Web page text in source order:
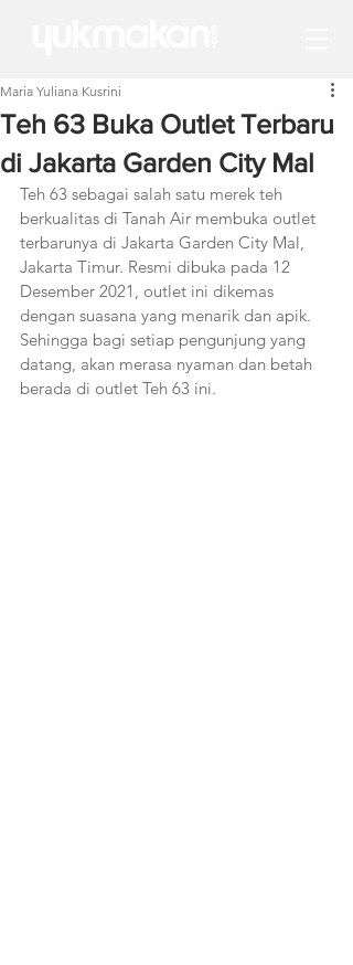
Teh 63 Buka Outlet Terbaru
di Jakarta Garden City Mal
Maria Yuliana Kusrini
Teh 63 sebagai salah satu merek teh
berkualitas di Tanah Air membuka outlet
terbarunya di Jakarta Garden City Mal,
Jakarta Timur. Resmi dibuka pada 12
Desember 2021, outlet ini dikemas
dengan suasana yang menarik dan apik.
Sehingga bagi setiap pengunjung yang
datang, akan merasa nyaman dan betah
berada di outlet Teh 63 ini.